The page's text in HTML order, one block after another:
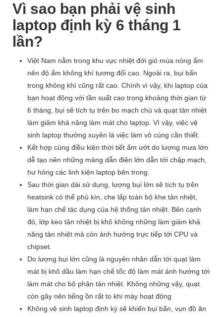
Vì sao bạn phải vệ sinh
laptop định kỳ 6 tháng 1
lần?
Việt Nam nằm trong khu vực nhiệt đới gió mùa nóng ẩm
nên độ ẩm không khí tương đối cao. Ngoài ra, bụi bẩn
trong không khí cũng rất cao. Chính vì vậy, khi laptop của
bạn hoạt động với tần suất cao trong khoảng thời gian từ
6 tháng, bụi sẽ tích tụ trên bo mạch chủ và quạt tản nhiệt
làm giảm khả năng làm mát cho laptop. Vì vậy, việc vệ
sinh laptop thường xuyên là việc làm vô cùng cần thiết.
Kết hợp cùng điều kiện thời tiết ẩm ướt do lượng mưa lớn
dễ tạo nên những mảng dẫn điện lớn dẫn tới chập mạch,
hư hỏng các linh kiện laptop bên trong.
Sau thời gian dài sử dụng, lượng bụi lớn sẽ tích tụ trên
heatsink có thể phủ kín, che lấp toàn bộ khe tản nhiệt,
làm hạn chế tác dụng của hệ thống tản nhiệt. Bên cạnh
đó, lớp keo tản nhiệt bị khô không những làm giảm khả
năng tản nhiệt mà còn ảnh hưởng trực tiếp tới CPU và
chipset.
Do lượng bụi lớn cũng là nguyên nhân dẫn tới quạt làm
mát bị khô dầu làm hạn chế tốc độ làm mát ảnh hướng tới
làm mát cho bộ phận tản nhiệt. Không những vậy, quạt
còn gây nên tiếng ồn rất to khi máy hoạt động
Không vệ sinh laptop định kỳ sẽ khiến bụi bẩn, vụn đồ ăn